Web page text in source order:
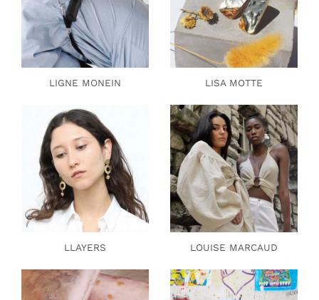
LIGNE MONEIN LISA MOTTE
LLAYERS LOUISE MARCAUD